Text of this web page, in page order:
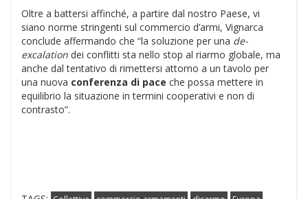
Oltre a battersi affinché, a partire dal nostro Paese, vi
siano norme stringenti sul commercio d’armi, Vignarca
conclude affermando che “la soluzione per una de-
excalation dei conflitti sta nello stop al riarmo globale, ma
anche dal tentativo di rimettersi attorno a un tavolo per
una nuova conferenza di pace che possa mettere in
equilibrio la situazione in termini cooperativi e non di
contrasto”.